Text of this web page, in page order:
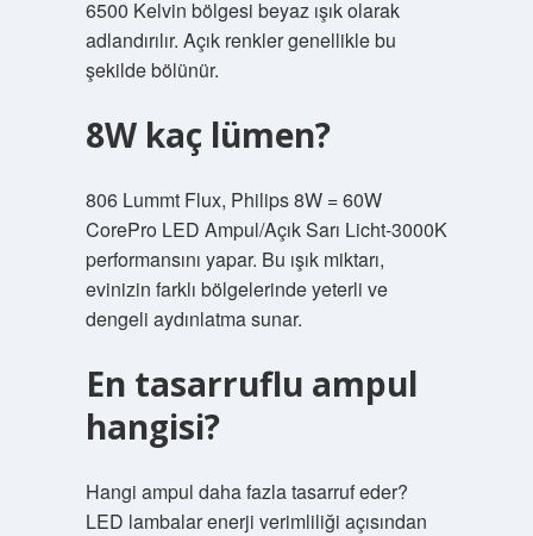
6500 Kelvin bölgesi beyaz ışık olarak
adlandırılır. Açık renkler genellikle bu
şekilde bölünür.
8W kaç lümen?
806 Lummt Flux, Philips 8W = 60W
CorePro LED Ampul/Açık Sarı Licht-3000K
performansını yapar. Bu ışık miktarı,
evinizin farklı bölgelerinde yeterli ve
dengeli aydınlatma sunar.
En tasarruflu ampul
hangisi?
Hangi ampul daha fazla tasarruf eder?
LED lambalar enerji verimliliği açısından